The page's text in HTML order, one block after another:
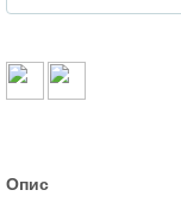
Опис